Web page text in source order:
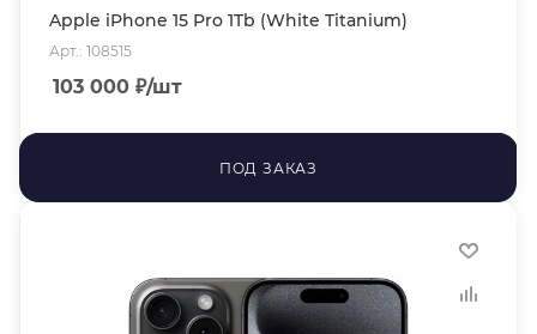
Apple iPhone 15 Pro 1Tb (White Titanium)
Арт.: 108515
103 000 ₽/шт
ПОД ЗАКАЗ